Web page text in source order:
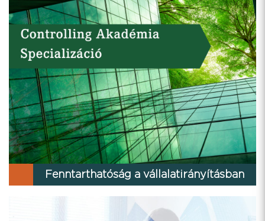
Fenntarthatóság a vállalatirányításban